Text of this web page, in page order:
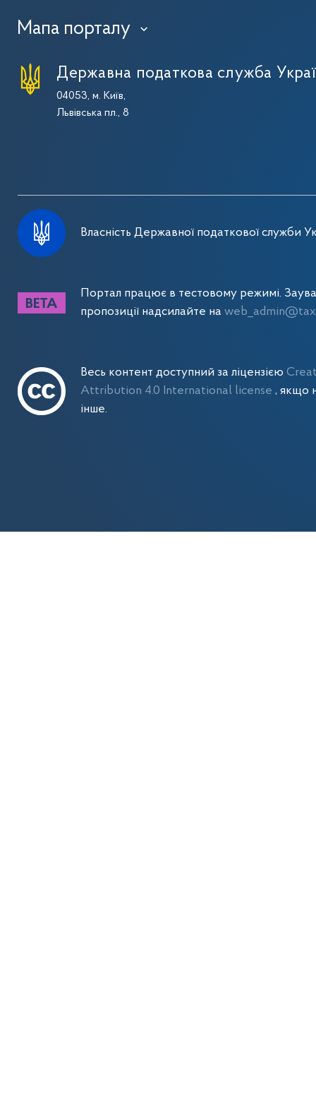
Мапа порталу ›
Державна податкова служба
04053, м. Київ,
Львівська пл., 8
Власність Державної податкової служби
Портал працює в тестовому режимі.
пропозиції надсилайте на
Весь контент доступний за ліцензією
Attribution 4.0 International license, якщо
інше.